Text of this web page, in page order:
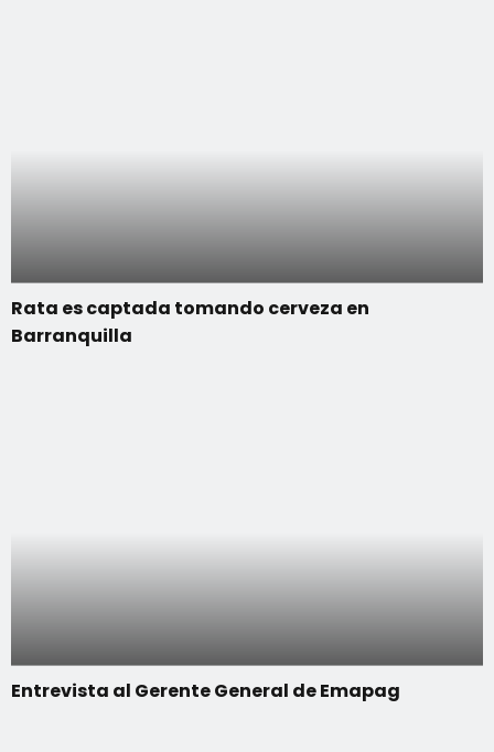
Rata es captada tomando cerveza en
Barranquilla
Entrevista al Gerente General de Emapag